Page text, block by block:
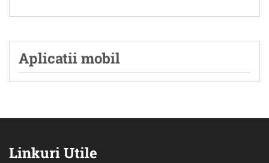
Aplicatii mobil
Linkuri Utile